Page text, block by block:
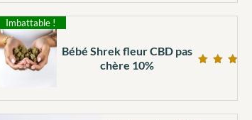
Imbattable !
Bébé Shrek fleur CBD pas
chère 10%